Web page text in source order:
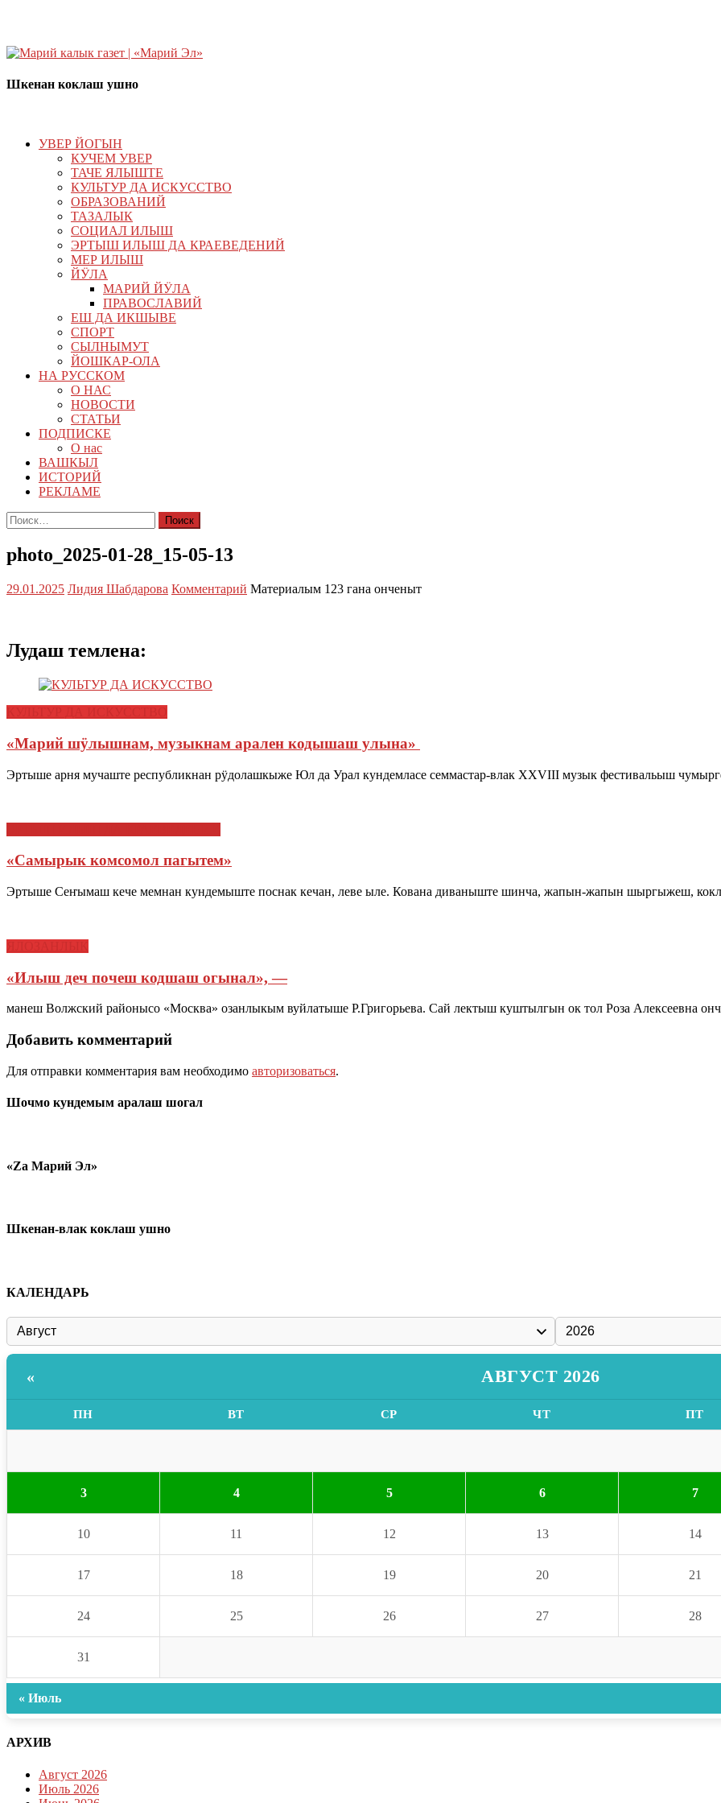
Шкенан коклаш ушно
УВЕР ЙОГЫН
КУЧЕМ УВЕР
ТАЧЕ ЯЛЫШТЕ
КУЛЬТУР ДА ИСКУССТВО
ОБРАЗОВАНИЙ
ТАЗАЛЫК
СОЦИАЛ ИЛЫШ
ЭРТЫШ ИЛЫШ ДА КРАЕВЕДЕНИЙ
МЕР ИЛЫШ
ЙӰЛА
МАРИЙ ЙӰЛА
ПРАВОСЛАВИЙ
ЕШ ДА ИКШЫВЕ
СПОРТ
СЫЛНЫМУТ
ЙОШКАР-ОЛА
НА РУССКОМ
О НАС
НОВОСТИ
СТАТЬИ
ПОДПИСКЕ
О нас
ВАШКЫЛ
ИСТОРИЙ
РЕКЛАМЕ
Найти:
photo_2025-01-28_15-05-13
29.01.2025 Лидия Шабдарова Комментарий Материалым 123 гана онченыт
Лудаш темлена:
«Марий шӱлышнам, музыкнам арален кодышаш улына»
Эртыше арня мучаште республикнан рӱдолашкыже Юл да Урал кундемласе семмастар-влак XXVIII музык фестивальыш
«Самырык комсомол пагытем»
Эртыше Сеҥымаш кече мемнан кундемыште поснак кечан, леве ыле. Кована диваныште шинча, жапын-жапын шыргыжеш,
«Илыш деч почеш кодшаш огынал», —
манеш Волжский районысо «Москва» озанлыкым вуйлатыше Р.Григорьева. Сай лектыш куштылгын ок тол Роза Алексеевна
Добавить комментарий
Для отправки комментария вам необходимо авторизоваться.
Шочмо кундемым аралаш шогал
«Zа Марий Эл»
Шкенан-влак коклаш ушно
КАЛЕНДАРЬ
« АВГУСТ 2026
ПН ВТ СР ЧТ ПТ
3 4 5 6 7
10 11 12 13 14
17 18 19 20 21
24 25 26 27 28
31
« Июль
АРХИВ
Август 2026
Июль 2026